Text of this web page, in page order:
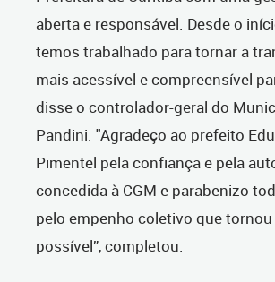
aberta e responsável. Desde o
temos trabalhado para tornar a
mais acessível e compreensível
disse o controlador-geral do
Pandini. "Agradeço ao prefeito
Pimentel pela confiança e pela
concedida à CGM e parabenizo
pelo empenho coletivo que
possível”, completou.